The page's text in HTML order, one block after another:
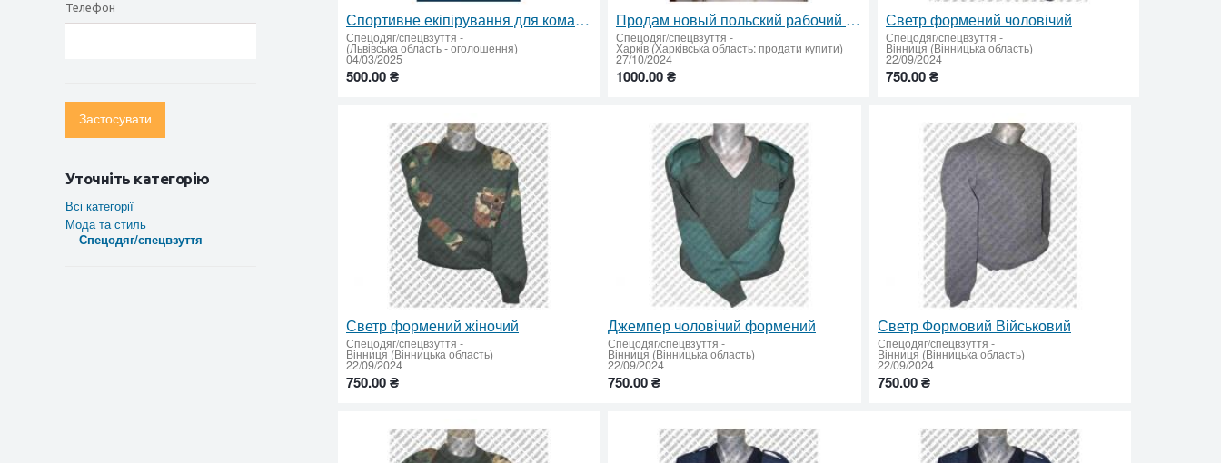
Телефон
Застосувати
Уточніть категорію
Всі категорії
Мода та стиль
Спецодяг/спецвзуття
Спортивне екіпірування для команд – якість, комфорт, перемоги!
Спецодяг/спецвзуття -
(Львівська область - оголошення)
04/03/2025
500.00 ₴
Продам новый польский рабочий костюм
Спецодяг/спецвзуття -
Харків (Харківська область: продати купити)
27/10/2024
1000.00 ₴
Светр формений чоловічий
Спецодяг/спецвзуття -
Вінниця (Вінницька область)
22/09/2024
750.00 ₴
Светр формений жіночий
Спецодяг/спецвзуття -
Вінниця (Вінницька область)
22/09/2024
750.00 ₴
Джемпер чоловічий формений
Спецодяг/спецвзуття -
Вінниця (Вінницька область)
22/09/2024
750.00 ₴
Светр Формовий Військовий
Спецодяг/спецвзуття -
Вінниця (Вінницька область)
22/09/2024
750.00 ₴